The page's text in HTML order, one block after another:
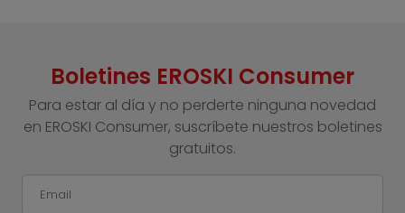
Boletines EROSKI Consumer
Para estar al día y no perderte ninguna novedad
en EROSKI Consumer, suscríbete nuestros boletines
gratuitos.